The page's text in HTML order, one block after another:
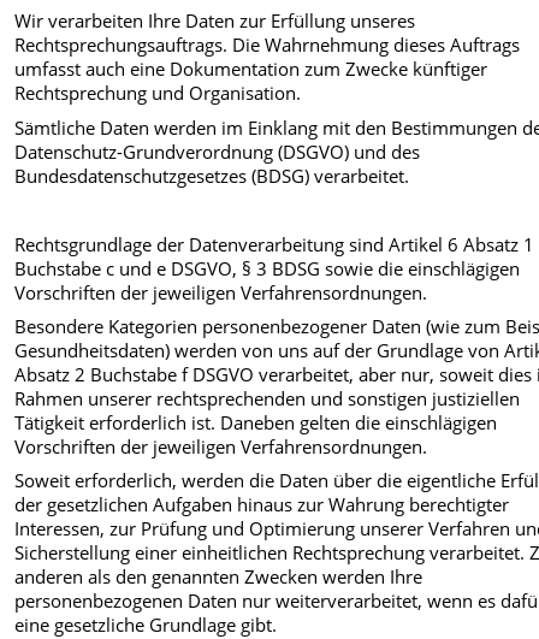
Wir verarbeiten Ihre Daten zur Erfüllung unseres
Rechtsprechungsauftrags. Die Wahrnehmung dieses Auftrags
umfasst auch eine Dokumentation zum Zwecke künftiger
Rechtsprechung und Organisation.
Sämtliche Daten werden im Einklang mit den Bestimmungen
Datenschutz-Grundverordnung (DSGVO) und des
Bundesdatenschutzgesetzes (BDSG) verarbeitet.
Rechtsgrundlage der Datenverarbeitung sind Artikel 6 Absatz 1
Buchstabe c und e DSGVO, § 3 BDSG sowie die einschlägigen
Vorschriften der jeweiligen Verfahrensordnungen.
Besondere Kategorien personenbezogener Daten (wie zum
Gesundheitsdaten) werden von uns auf der Grundlage von
Absatz 2 Buchstabe f DSGVO verarbeitet, aber nur, soweit dies
Rahmen unserer rechtsprechenden und sonstigen justiziellen
Tätigkeit erforderlich ist. Daneben gelten die einschlägigen
Vorschriften der jeweiligen Verfahrensordnungen.
Soweit erforderlich, werden die Daten über die eigentliche
der gesetzlichen Aufgaben hinaus zur Wahrung berechtigter
Interessen, zur Prüfung und Optimierung unserer Verfahren
Sicherstellung einer einheitlichen Rechtsprechung verarbeitet.
anderen als den genannten Zwecken werden Ihre
personenbezogenen Daten nur weiterverarbeitet, wenn es
eine gesetzliche Grundlage gibt.